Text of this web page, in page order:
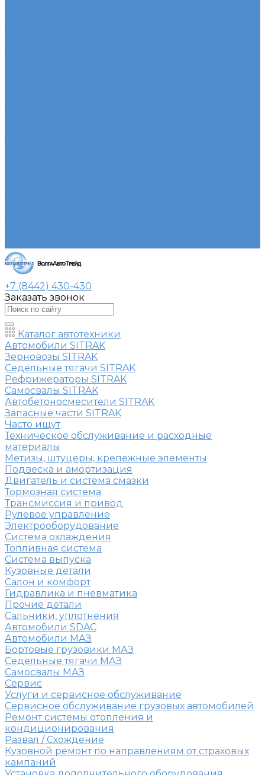
+7 (8442) 430-430
Заказать звонок
Каталог автотехники
Автомобили SITRAK
Зерновозы SITRAK
Седельные тягачи SITRAK
Рефрижераторы SITRAK
Самосвалы SITRAK
Автобетоносмесители SITRAK
Запасные части SITRAK
Часто ищут
Техническое обслуживание и расходные
материалы
Метизы, штуцеры, крепежные элементы
Подвеска и амортизация
Двигатель и система смазки
Тормозная система
Трансмиссия и привод
Рулевое управление
Электрооборудование
Система охлаждения
Топливная система
Система выпуска
Кузовные детали
Салон и комфорт
Гидравлика и пневматика
Прочие детали
Сальники, уплотнения
Автомобили SDAC
Автомобили МАЗ
Бортовые грузовики МАЗ
Седельные тягачи МАЗ
Самосвалы МАЗ
Сервис
Услуги и сервисное обслуживание
Сервисное обслуживание грузовых автомобилей
Ремонт системы отопления и
кондиционирования
Развал / Схождение
Кузовной ремонт по направлениям от страховых
кампаний